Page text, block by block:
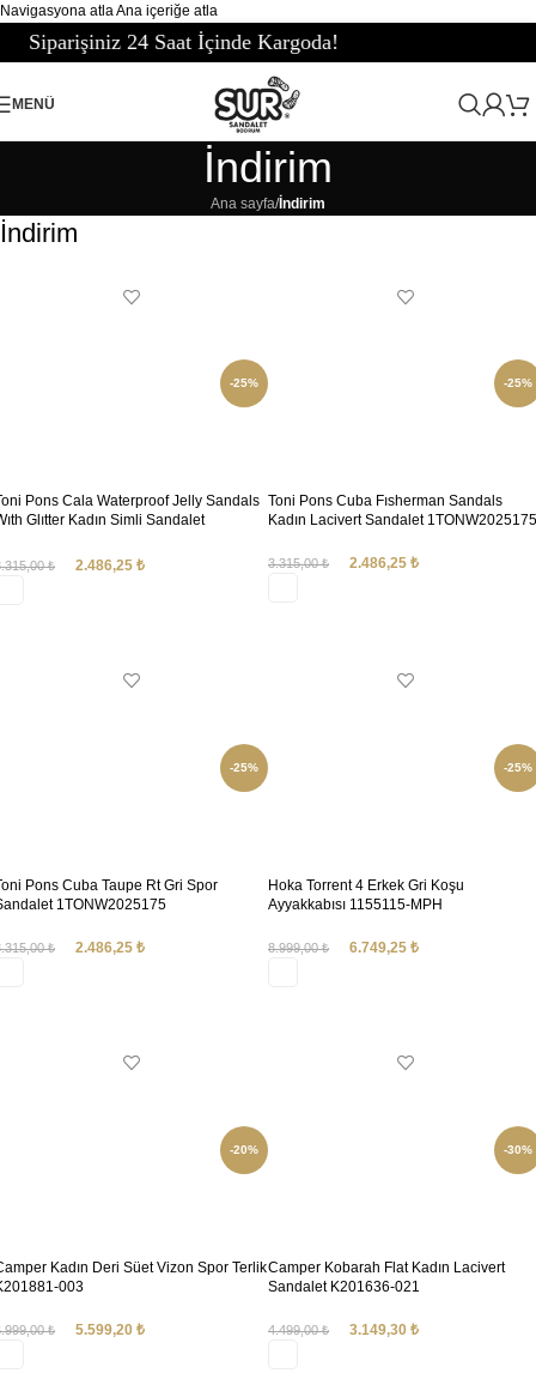
Navigasyona atlaAna içeriğe atla
Kargoda!
MENÜ
İndirim
Ana sayfa/İndirim
İndirim
-25%
Pons Cala Waterproof Jelly Sandals
Glıtter Kadın Simli Sandalet
₺ 2.486,25 ₺
-25%
Toni Pons Cuba Fısherman Sandals
Kadın Lacivert Sandalet 1TONW2025175
3.315,00₺ 2.486,25 ₺
-25%
Pons Cuba Taupe Rt Gri Spor
1TONW2025175
₺ 2.486,25 ₺
-25%
Hoka Torrent 4 Erkek Gri Koşu
Ayyakkabısı 1155115-MPH
8.999,00₺ 6.749,25 ₺
-20%
Kadın Deri Süet Vizon Spor Terlik
003
₺ 5.599,20 ₺
-30%
Camper Kobarah Flat Kadın Lacivert
Sandalet K201636-021
4.499,00₺ 3.149,30 ₺